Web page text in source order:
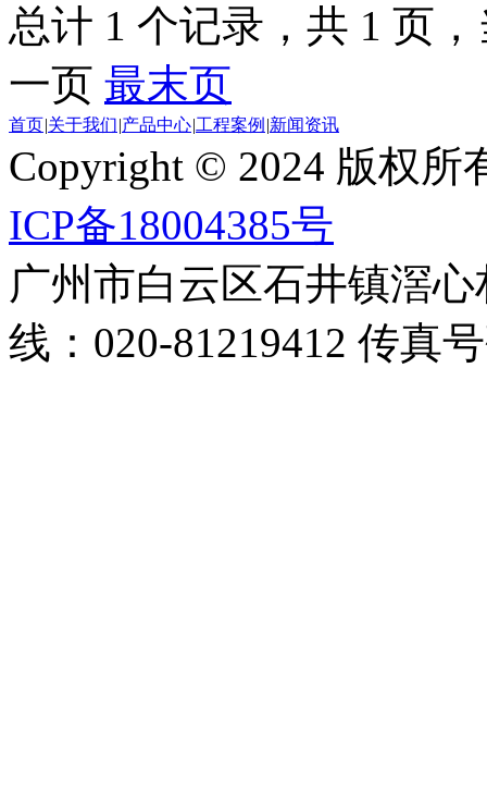
总计 1 个记录，共 1 页
一页 最末页
首页|关于我们|产品中心|工程案例 |新闻资讯
Copyright © 2024 版权
ICP备18004385号
广州市白云区石井镇滘
线：020-81219412 传真